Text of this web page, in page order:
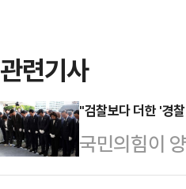
관련기사
"검찰보다 더한 '경
국민의힘이
있다. 전날